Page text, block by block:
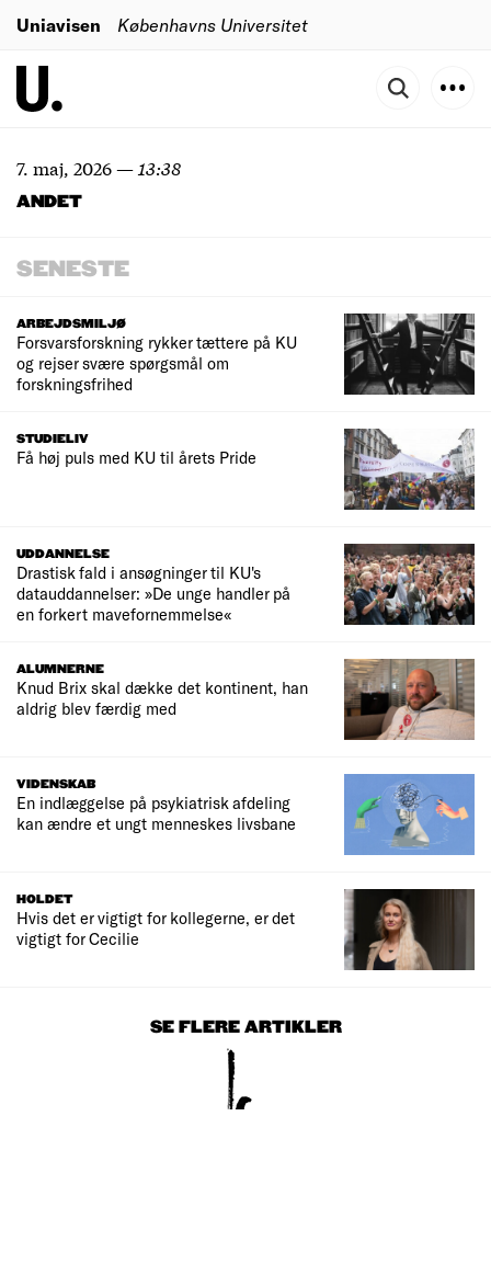
Uniavisen Københavns Universitet
7. maj, 2026— 13:38
ANDET
SENESTE
ARBEJDSMILJØ
Forsvarsforskning rykker tættere på KU
og rejser svære spørgsmål om
forskningsfrihed
STUDIELIV
Få høj puls med KU til årets Pride
UDDANNELSE
Drastisk fald i ansøgninger til KU's
datauddannelser: »De unge handler på
en forkert mavefornemmelse«
ALUMNERNE
Knud Brix skal dække det kontinent, han
aldrig blev færdig med
VIDENSKAB
En indlæggelse på psykiatrisk afdeling
kan ændre et ungt menneskes livsbane
HOLDET
Hvis det er vigtigt for kollegerne, er det
vigtigt for Cecilie
SE FLERE ARTIKLER